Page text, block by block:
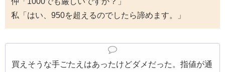
私「はい、950を超えるのでしたら諦めます。」
買えそうな手ごたえはあったけどダメだった。指値が通